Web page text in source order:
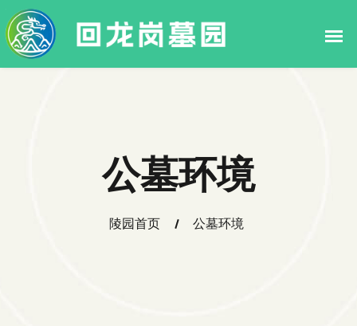
公墓环境
陵园首页 公墓环境